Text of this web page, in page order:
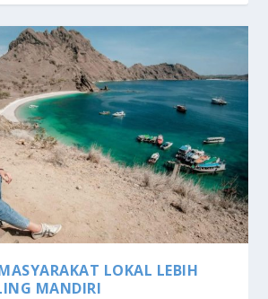
LOKAL LEBIH
MANDIRI